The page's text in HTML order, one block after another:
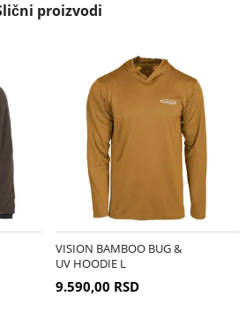
proizvodi
VISION BAMBOO BUG &
UV HOODIE L
9.590,00 RSD